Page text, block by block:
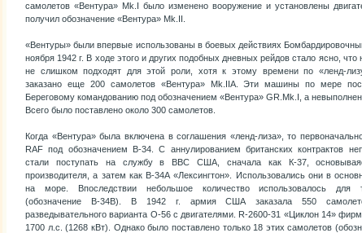
самолетов «Вентура» Mk.I было изменено вооружение и установлены
получил обозначение «Вентура» Mk.II.
«Вентуры» были впервые использованы в боевых действиях
ноября 1942 г. В ходе этого и других подобных дневных рейдов стало ясно,
не слишком подходят для этой роли, хотя к этому времени по «ленд-
заказано еще 200 самолетов «Вентура» Mk.IIA. Эти машины по мере
Береговому командованию под обозначением «Вентура» GR.Mk.I, а
Всего было поставлено около 300 самолетов.
Когда «Вентура» была включена в соглашения «ленд-лиза», то
RAF под обозначением В-34. С аннулированием британских контрактов
стали поступать на службу в ВВС США, сначала как К-37,
производителя, а затем как В-34А «Лексингтон». Использовались они в
на море. Впоследствии небольшое количество использовалось для
(обозначение В-34В). В 1942 г. армия США заказала 550
разведывательного варианта O-56 с двигателями. R-2600-31 «Циклон 14»
1700 л.с. (1268 кВт). Однако было поставлено только 18 этих самолетов